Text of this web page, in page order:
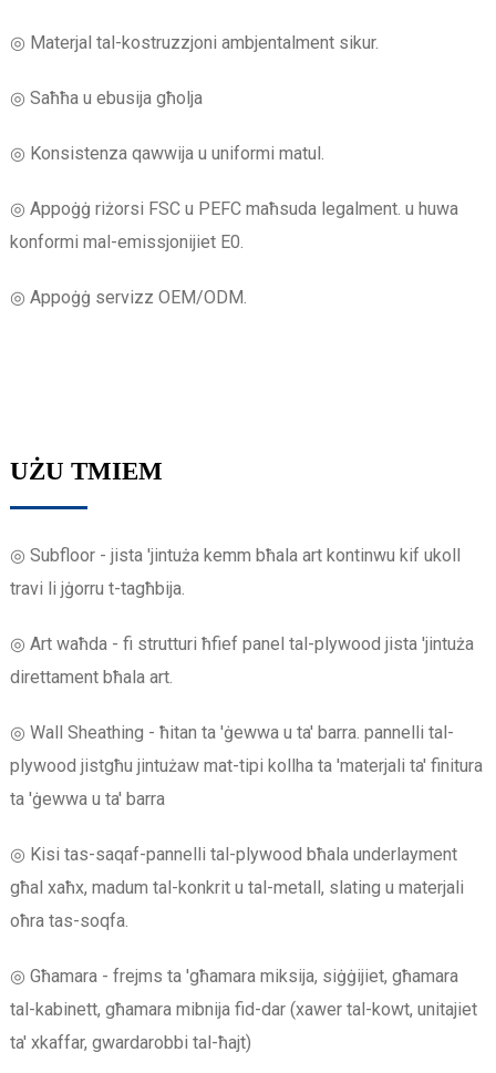
◎ Materjal tal-kostruzzjoni ambjentalment sikur.
◎ Saħħa u ebusija għolja
◎ Konsistenza qawwija u uniformi matul.
◎ Appoġġ riżorsi FSC u PEFC maħsuda legalment. u huwa
konformi mal-emissjonijiet E0.
◎ Appoġġ servizz OEM/ODM.
UŻU TMIEM
◎ Subfloor - jista 'jintuża kemm bħala art kontinwu kif ukoll
travi li jġorru t-tagħbija.
◎ Art waħda - fi strutturi ħfief panel tal-plywood jista 'jintuża
direttament bħala art.
◎ Wall Sheathing - ħitan ta 'ġewwa u ta' barra. pannelli tal-
plywood jistgħu jintużaw mat-tipi kollha ta 'materjali ta' finitura
ta 'ġewwa u ta' barra
◎ Kisi tas-saqaf-pannelli tal-plywood bħala underlayment
għal xaħx, madum tal-konkrit u tal-metall, slating u materjali
oħra tas-soqfa.
◎ Għamara - frejms ta 'għamara miksija, siġġijiet, għamara
tal-kabinett, għamara mibnija fid-dar (xawer tal-kowt, unitajiet
ta' xkaffar, gwardarobbi tal-ħajt)